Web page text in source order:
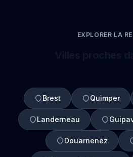
EXPLORER LA
Brest Quimper
Landerneau
Douarnenez